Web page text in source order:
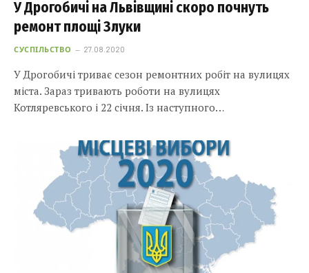
У Дрогобичі на Львівщині скоро почнуть
ремонт площі Злуки
СУСПІЛЬСТВО 27.08.2020
У Дрогобичі триває сезон ремонтних робіт на вулицях
міста. Зараз тривають роботи на вулицях
Котляревського і 22 січня. Із наступного…